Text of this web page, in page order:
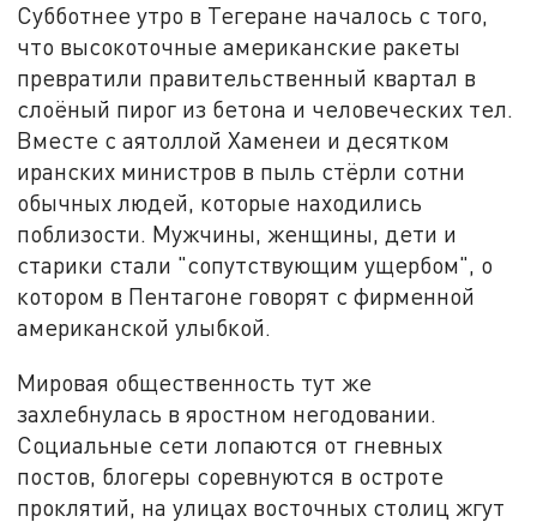
Субботнее утро в Тегеране началось с того,
что высокоточные американские ракеты
превратили правительственный квартал в
слоёный пирог из бетона и человеческих тел.
Вместе с аятоллой Хаменеи и десятком
иранских министров в пыль стёрли сотни
обычных людей, которые находились
поблизости. Мужчины, женщины, дети и
старики стали "сопутствующим ущербом", о
котором в Пентагоне говорят с фирменной
американской улыбкой.
Мировая общественность тут же
захлебнулась в яростном негодовании.
Социальные сети лопаются от гневных
постов, блогеры соревнуются в остроте
проклятий, на улицах восточных столиц жгут